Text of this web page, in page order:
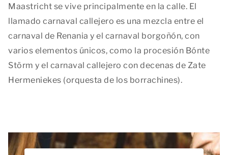
Maastricht se vive principalmente en la calle. El
llamado carnaval callejero es una mezcla entre el
carnaval de Renania y el carnaval borgoñón, con
varios elementos únicos, como la procesión Bónte
Störm y el carnaval callejero con decenas de Zate
Hermeniekes (orquesta de los borrachines).